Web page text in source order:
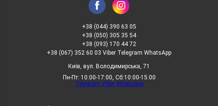
+38 (044) 390 63 05
+38 (050) 305 35 54
+38 (093) 170 44 72
+38 (067) 352 60 03 Viber Telegram WhatsApp
Київ, вул. Володимирська, 71
Пн-Пт: 10:00-17:00, Сб:10:00-15:00
Telegram Viber WhatsApp